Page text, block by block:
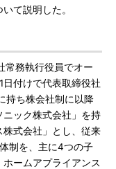
て説明した。
常務執行役員でオー
日付けで代表取締役社
持ち株会社制に以降
ック株式会社」を持
式会社」とし、従来
制を、主に4つの子
ームアプライアンス